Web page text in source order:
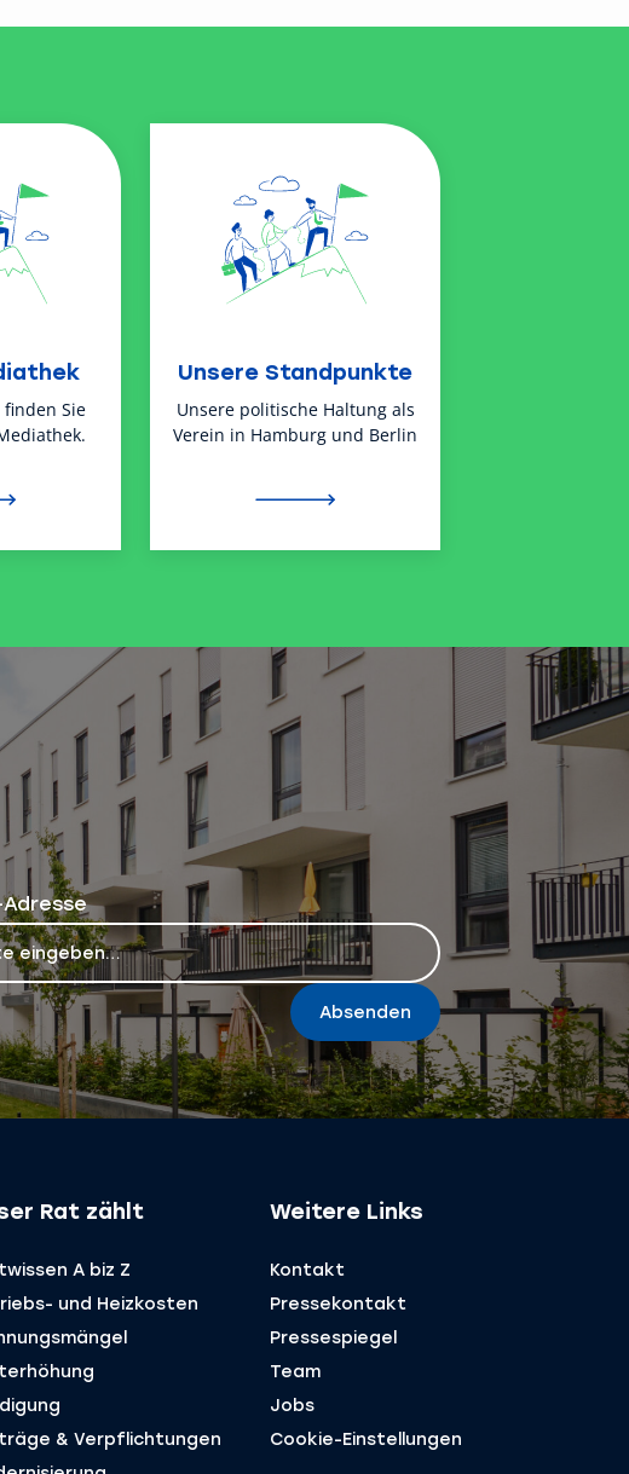
Sie
Unsere Standpunkte
Unsere politische Haltung als
Verein in Hamburg und Berlin
Adresse
Absenden
Rat zählt
A biz Z
und Heizkosten
& ­Verpflichtungen
Weitere Links
Kontakt
Pressekontakt
Pressespiegel
Team
Jobs
Cookie-Einstellungen